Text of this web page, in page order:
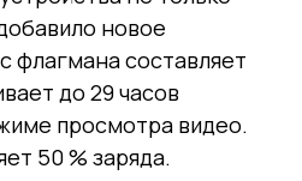
новое
флагмана составляет
до 29 часов
просмотра видео.
50 % заряда.